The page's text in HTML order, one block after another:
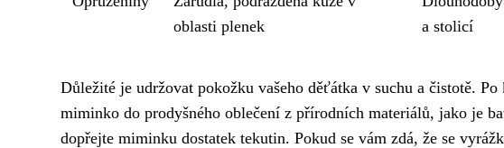
oblasti plenek
a stolicí
Důležité je udržovat pokožku vašeho děťátka v suchu a čistotě.
miminko do prodyšného oblečení z přírodních materiálů, jako je
dopřejte miminku dostatek tekutin. Pokud se vám zdá, že se